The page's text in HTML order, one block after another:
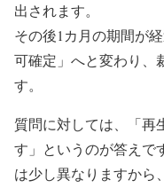
出されます。
その後1カ月の期間が
可確定」へと変わり、
す。
質問に対しては、「再
す」というのが答えで
は少し異なりますから